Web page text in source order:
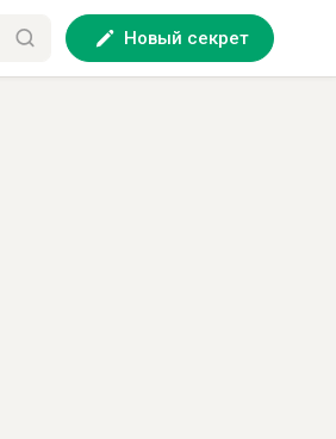
Новый секрет